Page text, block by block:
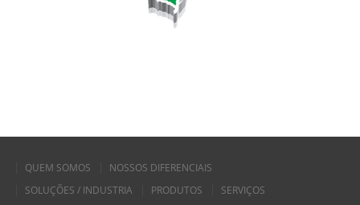
QUEM SOMOS
NOSSOS DIFERENCIAIS
SOLUÇÕES / INDUSTRIA
PRODUTOS
SERVIÇOS